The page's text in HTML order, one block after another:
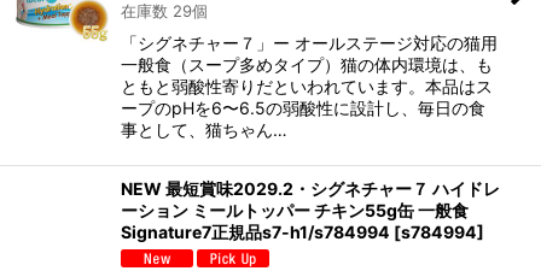
在庫数 29個
「シグネチャー７」ー オールステージ対応の猫用
一般食（スープ多めタイプ）猫の体内環境は、も
ともと弱酸性寄りだといわれています。本品はス
ープのpHを6〜6.5の弱酸性に設計し、毎日の食
事として、猫ちゃん…
NEW 最短賞味2029.2・シグネチャー７ ハイドレ
ーション ミールトッパー チキン55g缶 一般食
Signature7正規品s7-h1/s784994 [s784994]